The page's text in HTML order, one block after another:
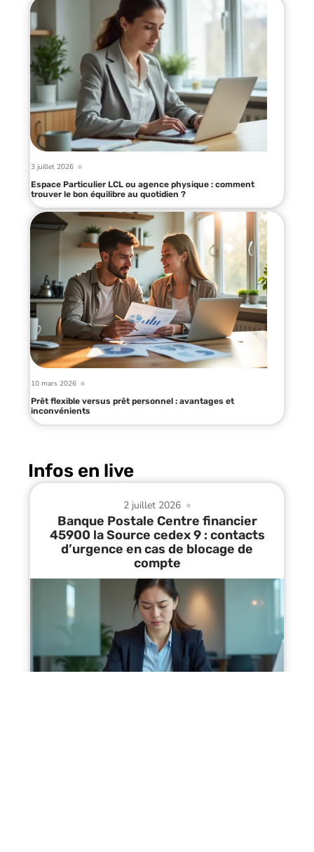
3 juillet 2026
Espace Particulier LCL ou agence physique : comment
trouver le bon équilibre au quotidien ?
10 mars 2026
Prêt flexible versus prêt personnel : avantages et
inconvénients
Infos en live
2 juillet 2026
Banque Postale Centre financier
45900 la Source cedex 9 : contacts
d’urgence en cas de blocage de
compte